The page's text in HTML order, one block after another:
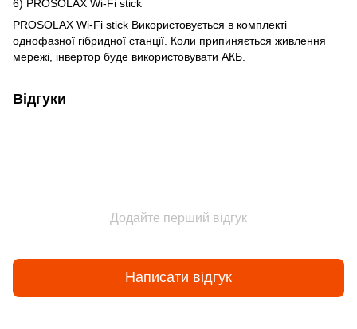
6) PROSOLAX Wi-Fi stick
PROSOLAX Wi-Fi stick Використовується в комплекті
однофазної гібридної станції. Коли припиняється живлення
мережі, інвертор буде використовувати АКБ.
Відгуки
Додайте перший відгук
Написати відгук